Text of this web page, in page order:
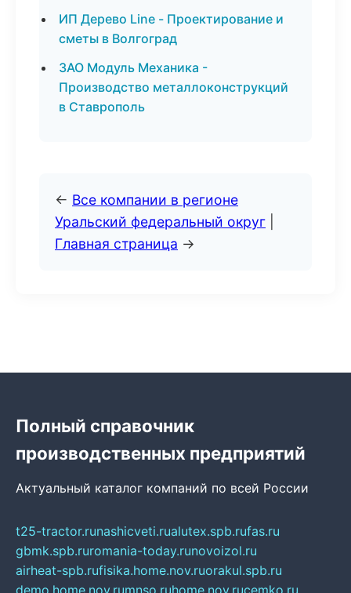
ИП Дерево Line - Проектирование и
сметы в Волгоград
ЗАО Модуль Механика -
Производство металлоконструкций
в Ставрополь
← Все компании в регионе
Уральский федеральный округ
Главная страница →
Полный справочник
производственных предприятий
Актуальный каталог компаний по всей России
t25-tractor.runashicveti.rualutex.spb.rufas.ru
gbmk.spb.ruromania-today.runovoizol.ru
airheat-spb.rufisika.home.nov.ruorakul.spb.ru
demo.home.nov.rumnso.ruhome.nov.rucemko.ru